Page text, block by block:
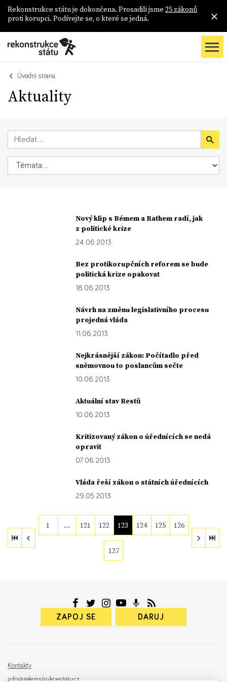
Rekonstrukce státu je dokončena. Prosadili jsme 25 zákonů
proti korupci. Podívejte se, o které se jedná.
Úvodní strana
Aktuality
Nový klip s Bémem a Rathem radí, jak
z politické krize
24. 06. 2013
Bez protikorupčních reforem se bude
politická krize opakovat
18. 06. 2013
Návrh na změnu legislativního procesu
projedná vláda
11. 06. 2013
Nejkrásnější zákon: Počítadlo před
sněmovnou to poslancům sečte
10. 06. 2013
Aktuální stav Restů
10. 06. 2013
Kritizovaný zákon o úřednících se nedá
opravit
07. 06. 2013
Vláda řeší zákon o státních úřednících
29. 05. 2013
1 … 121 122 123 124 125 126
127
ZAPOJ SE DARUJ
Kontakty
info@rekonstrukcestatu.cz